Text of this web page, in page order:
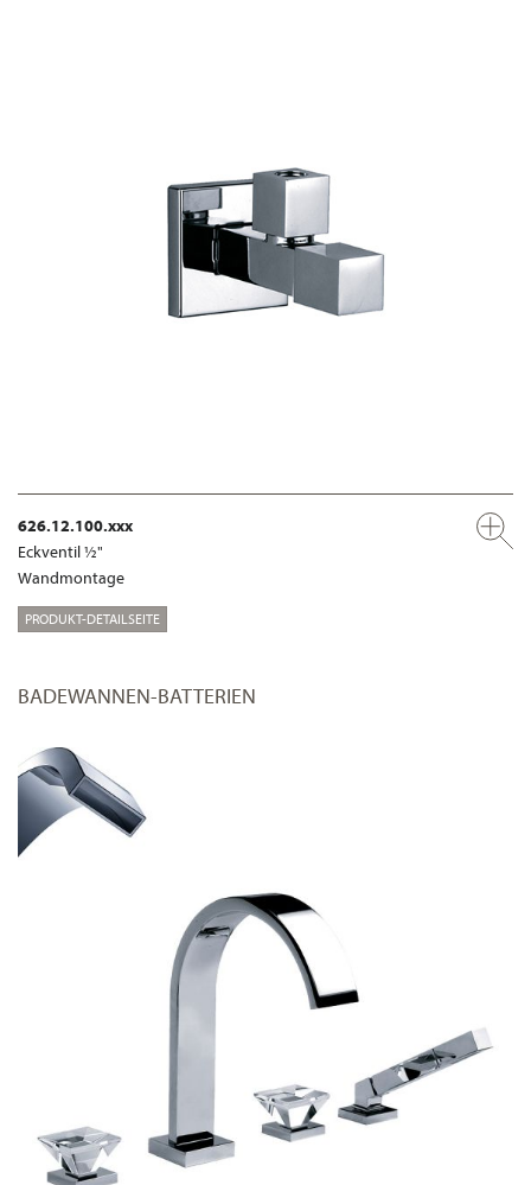
626.12.100.xxx
Eckventil ½"
Wandmontage
PRODUKT-DETAILSEITE
BADEWANNEN-BATTERIEN